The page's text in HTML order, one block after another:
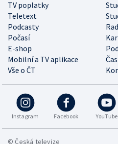
TV poplatky
Teletext
Podcasty
Počasí
E-shop
Mobilní a TV aplikace
Vše o ČT
Instagram Facebook YouTube
© Česká televize